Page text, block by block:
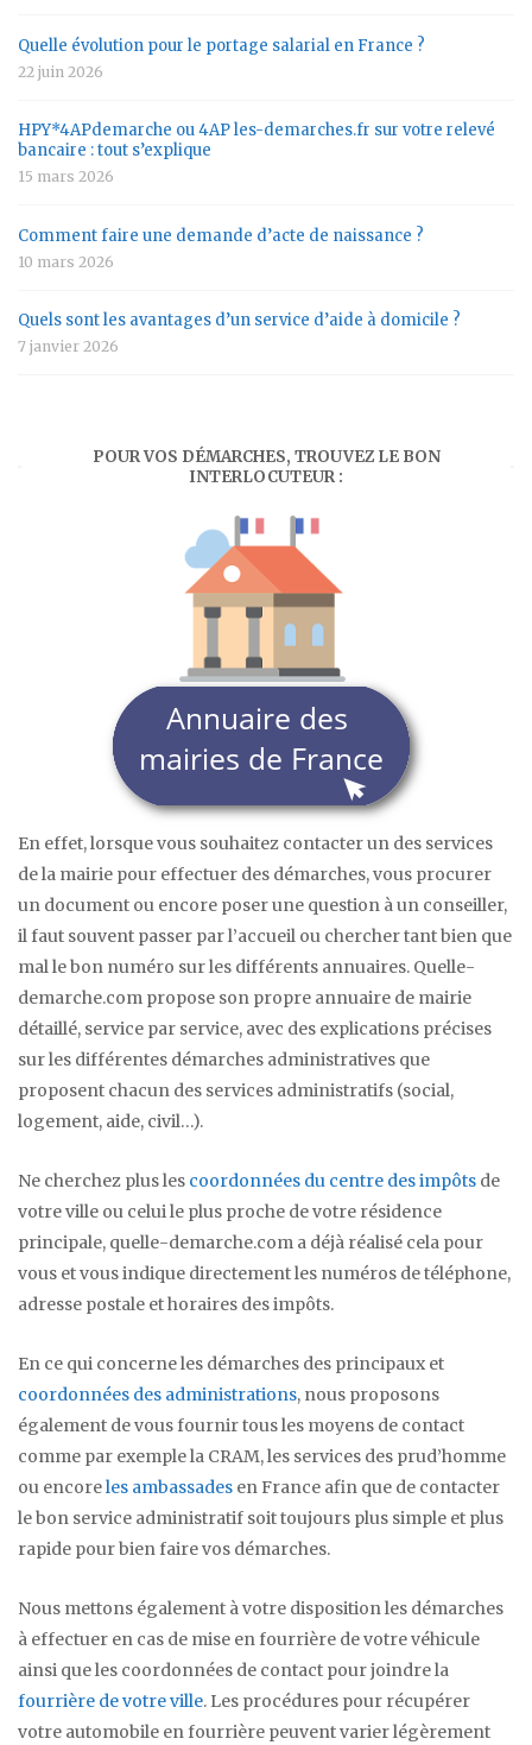
Quelle évolution pour le portage salarial en France ?
22 juin 2026
HPY*4APdemarche ou 4AP les-demarches.fr sur votre relevé
bancaire : tout s’explique
15 mars 2026
Comment faire une demande d’acte de naissance ?
10 mars 2026
Quels sont les avantages d’un service d’aide à domicile ?
7 janvier 2026
POUR VOS DÉMARCHES, TROUVEZ LE BON
INTERLOCUTEUR :
En effet, lorsque vous souhaitez contacter un des services
de la mairie pour effectuer des démarches, vous procurer
un document ou encore poser une question à un conseiller,
il faut souvent passer par l’accueil ou chercher tant bien que
mal le bon numéro sur les différents annuaires. Quelle-
demarche.com propose son propre annuaire de mairie
détaillé, service par service, avec des explications précises
sur les différentes démarches administratives que
proposent chacun des services administratifs (social,
logement, aide, civil…).
Ne cherchez plus les coordonnées du centre des impôts de
votre ville ou celui le plus proche de votre résidence
principale, quelle-demarche.com a déjà réalisé cela pour
vous et vous indique directement les numéros de téléphone,
adresse postale et horaires des impôts.
En ce qui concerne les démarches des principaux et
coordonnées des administrations, nous proposons
également de vous fournir tous les moyens de contact
comme par exemple la CRAM, les services des prud’homme
ou encoreles ambassades en France afin que de contacter
le bon service administratif soit toujours plus simple et plus
rapide pour bien faire vos démarches.
Nous mettons également à votre disposition les démarches
à effectuer en cas de mise en fourrière de votre véhicule
ainsi que les coordonnées de contact pour joindre la
fourrière de votre ville. Les procédures pour récupérer
votre automobile en fourrière peuvent varier légèrement